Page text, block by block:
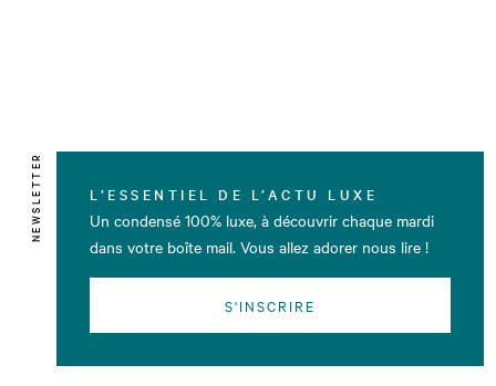
NEWSLETTER L’ESSENTIEL DE L’ACTU LUXE
Un condensé 100% luxe, à découvrir chaque mardi
dans votre boîte mail. Vous allez adorer nous lire !
S'INSCRIRE